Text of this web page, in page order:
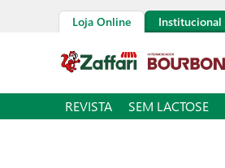
Loja Online Institucional
REVISTA SEM LACTOSE